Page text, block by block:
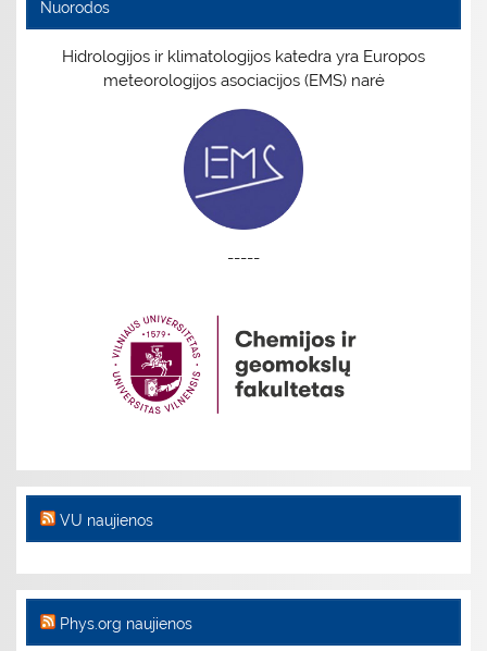
Nuorodos
Hidrologijos ir klimatologijos katedra yra Europos
meteorologijos asociacijos (EMS) narė
-----
VU naujienos
Phys.org naujienos